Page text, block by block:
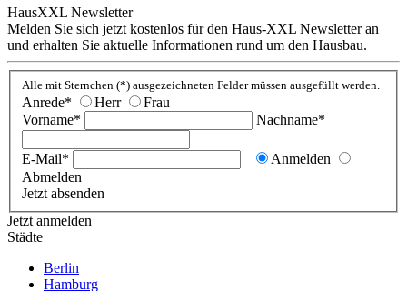
HausXXL Newsletter
Melden Sie sich jetzt kostenlos für den Haus-XXL Newsletter an
und erhalten Sie aktuelle Informationen rund um den Hausbau.
Alle mit Sternchen (*) ausgezeichneten Felder müssen ausgefüllt werden.
Anrede* Herr
Frau
Vorname*
Nachname*
E-Mail*
Anmelden
Abmelden
Jetzt absenden
Jetzt anmelden
Städte
Berlin
Hamburg